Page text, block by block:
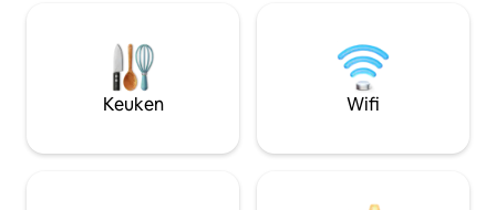
Keuken Wifi